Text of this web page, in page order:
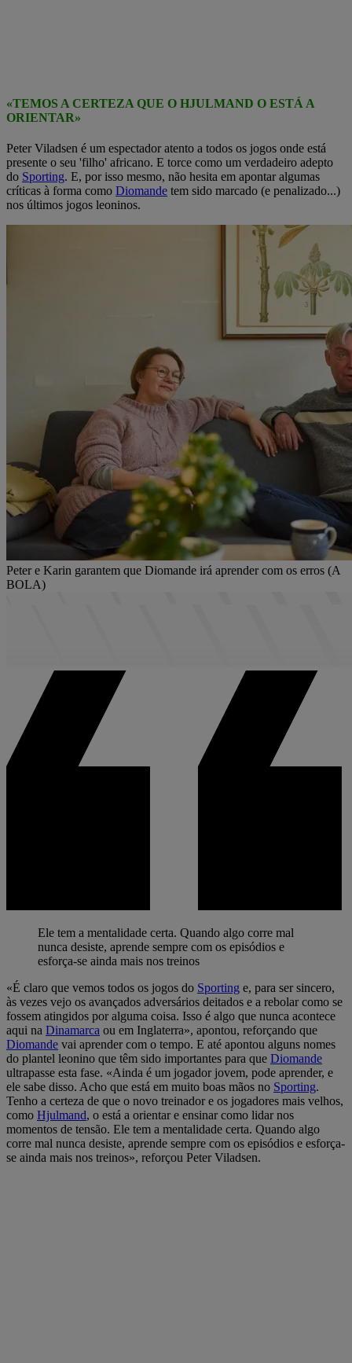
«TEMOS A CERTEZA QUE O HJULMAND O ESTÁ A
ORIENTAR»
Peter Viladsen é um espectador atento a todos os jogos onde está
presente o seu 'filho' africano. E torce como um verdadeiro adepto
do Sporting. E, por isso mesmo, não hesita em apontar algumas
críticas à forma como Diomande tem sido marcado (e penalizado...)
nos últimos jogos leoninos.
Peter e Karin garantem que Diomande irá aprender com os erros (A
BOLA)
Ele tem a mentalidade certa. Quando algo corre mal
nunca desiste, aprende sempre com os episódios e
esforça-se ainda mais nos treinos
«É claro que vemos todos os jogos do Sporting e, para ser sincero,
às vezes vejo os avançados adversários deitados e a rebolar como se
fossem atingidos por alguma coisa. Isso é algo que nunca acontece
aqui na Dinamarca ou em Inglaterra», apontou, reforçando que
Diomande vai aprender com o tempo. E até apontou alguns nomes
do plantel leonino que têm sido importantes para que Diomande
ultrapasse esta fase. «Ainda é um jogador jovem, pode aprender, e
ele sabe disso. Acho que está em muito boas mãos no Sporting.
Tenho a certeza de que o novo treinador e os jogadores mais velhos,
como Hjulmand, o está a orientar e ensinar como lidar nos
momentos de tensão. Ele tem a mentalidade certa. Quando algo
corre mal nunca desiste, aprende sempre com os episódios e esforça-
se ainda mais nos treinos», reforçou Peter Viladsen.